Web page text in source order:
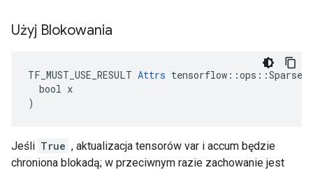
Użyj Blokowania
TF_MUST_USE_RESULT Attrs
  bool x
)
Jeśli True , aktualizacja tensorów var i accum będzie
chroniona blokadą; w przeciwnym razie zachowanie jest